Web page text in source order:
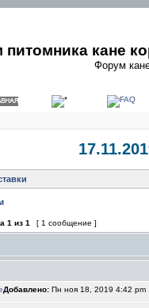
кане
Форум
1 из 1 [ 1 сообщение ]
Добавлено: Пн ноя 18, 2019 4:42 pm